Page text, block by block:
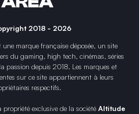
2018 - 2026
une marque française déposée, un site
du gaming, high tech, cinémas, séries
passion depuis 2018. Les marques et
sur ce site appartiennent à leurs
respectifs.
propriété exclusive de la société Altitude